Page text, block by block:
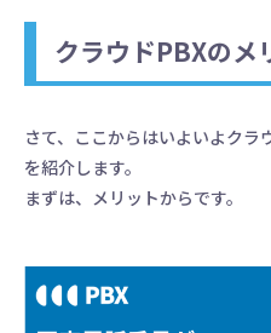
クラウドPBXのメ
さて、ここからはいよいよクラ
を紹介します。
まずは、メリットからです。